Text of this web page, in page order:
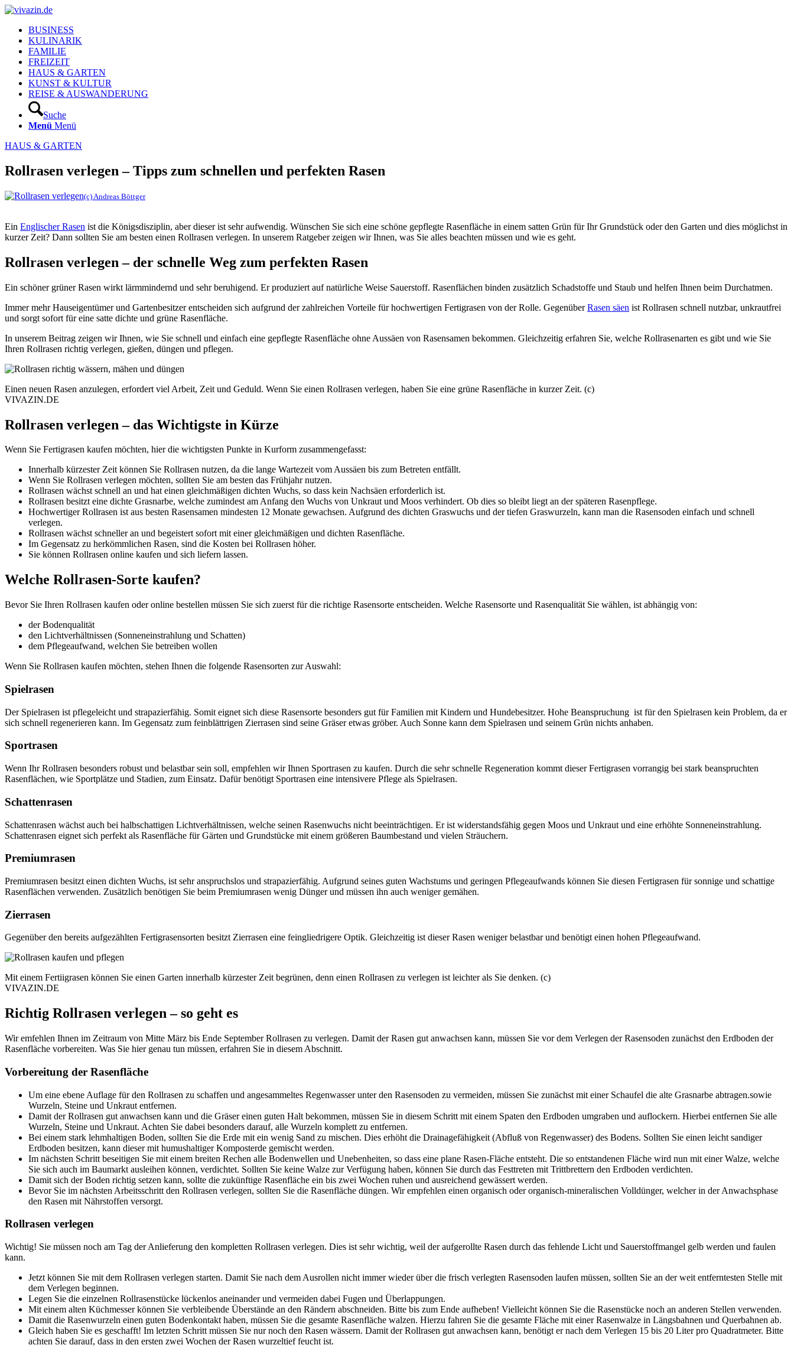
BUSINESS
KULINARIK
FAMILIE
FREIZEIT
HAUS & GARTEN
KUNST & KULTUR
REISE & AUSWANDERUNG
Suche
Menü Menü
HAUS & GARTEN
Rollrasen verlegen – Tipps zum schnellen und perfekten Rasen
(c) Andreas Böttger
Ein Englischer Rasen ist die Königsdisziplin, aber dieser ist sehr aufwendig. Wünschen Sie sich eine schöne gepflegte Rasenfläche in einem satten Grün für Ihr Grundstück oder den Garten und dies möglichst in
kurzer Zeit? Dann sollten Sie am besten einen Rollrasen verlegen. In unserem Ratgeber zeigen wir Ihnen, was Sie alles beachten müssen und wie es geht.
Rollrasen verlegen – der schnelle Weg zum perfekten Rasen
Ein schöner grüner Rasen wirkt lärmmindernd und sehr beruhigend. Er produziert auf natürliche Weise Sauerstoff. Rasenflächen binden zusätzlich Schadstoffe und Staub und helfen Ihnen beim Durchatmen.
Immer mehr Hauseigentümer und Gartenbesitzer entscheiden sich aufgrund der zahlreichen Vorteile für hochwertigen Fertigrasen von der Rolle. GegenüberRasen säen ist Rollrasen schnell nutzbar, unkrautfrei
und sorgt sofort für eine satte dichte und grüne Rasenfläche.
In unserem Beitrag zeigen wir Ihnen, wie Sie schnell und einfach eine gepflegte Rasenfläche ohne Aussäen von Rasensamen bekommen. Gleichzeitig erfahren Sie, welche Rollrasenarten es gibt und wie Sie
Ihren Rollrasen richtig verlegen, gießen, düngen und pflegen.
Einen neuen Rasen anzulegen, erfordert viel Arbeit, Zeit und Geduld. Wenn Sie einen Rollrasen verlegen, haben Sie eine grüne Rasenfläche in kurzer Zeit. (c)
VIVAZIN.DE
Rollrasen verlegen – das Wichtigste in Kürze
Wenn Sie Fertigrasen kaufen möchten, hier die wichtigsten Punkte in Kurform zusammengefasst:
Innerhalb kürzester Zeit können Sie Rollrasen nutzen, da die lange Wartezeit vom Aussäen bis zum Betreten entfällt.
Wenn Sie Rollrasen verlegen möchten, sollten Sie am besten das Frühjahr nutzen.
Rollrasen wächst schnell an und hat einen gleichmäßigen dichten Wuchs, so dass kein Nachsäen erforderlich ist.
Rollrasen besitzt eine dichte Grasnarbe, welche zumindest am Anfang den Wuchs von Unkraut und Moos verhindert. Ob dies so bleibt liegt an der späteren Rasenpflege.
Hochwertiger Rollrasen ist aus besten Rasensamen mindesten 12 Monate gewachsen. Aufgrund des dichten Graswuchs und der tiefen Graswurzeln, kann man die Rasensoden einfach und schnell
verlegen.
Rollrasen wächst schneller an und begeistert sofort mit einer gleichmäßigen und dichten Rasenfläche.
Im Gegensatz zu herkömmlichen Rasen, sind die Kosten bei Rollrasen höher.
Sie können Rollrasen online kaufen und sich liefern lassen.
Welche Rollrasen-Sorte kaufen?
Bevor Sie Ihren Rollrasen kaufen oder online bestellen müssen Sie sich zuerst für die richtige Rasensorte entscheiden. Welche Rasensorte und Rasenqualität Sie wählen, ist abhängig von:
der Bodenqualität
den Lichtverhältnissen (Sonneneinstrahlung und Schatten)
dem Pflegeaufwand, welchen Sie betreiben wollen
Wenn Sie Rollrasen kaufen möchten, stehen Ihnen die folgende Rasensorten zur Auswahl:
Spielrasen
Der Spielrasen ist pflegeleicht und strapazierfähig. Somit eignet sich diese Rasensorte besonders gut für Familien mit Kindern und Hundebesitzer. Hohe Beanspruchung ist für den Spielrasen kein Problem, da er
sich schnell regenerieren kann. Im Gegensatz zum feinblättrigen Zierrasen sind seine Gräser etwas gröber. Auch Sonne kann dem Spielrasen und seinem Grün nichts anhaben.
Sportrasen
Wenn Ihr Rollrasen besonders robust und belastbar sein soll, empfehlen wir Ihnen Sportrasen zu kaufen. Durch die sehr schnelle Regeneration kommt dieser Fertigrasen vorrangig bei stark beanspruchten
Rasenflächen, wie Sportplätze und Stadien, zum Einsatz. Dafür benötigt Sportrasen eine intensivere Pflege als Spielrasen.
Schattenrasen
Schattenrasen wächst auch bei halbschattigen Lichtverhältnissen, welche seinen Rasenwuchs nicht beeinträchtigen. Er ist widerstandsfähig gegen Moos und Unkraut und eine erhöhte Sonneneinstrahlung.
Schattenrasen eignet sich perfekt als Rasenfläche für Gärten und Grundstücke mit einem größeren Baumbestand und vielen Sträuchern.
Premiumrasen
Premiumrasen besitzt einen dichten Wuchs, ist sehr anspruchslos und strapazierfähig. Aufgrund seines guten Wachstums und geringen Pflegeaufwands können Sie diesen Fertigrasen für sonnige und schattige
Rasenflächen verwenden. Zusätzlich benötigen Sie beim Premiumrasen wenig Dünger und müssen ihn auch weniger gemähen.
Zierrasen
Gegenüber den bereits aufgezählten Fertigrasensorten besitzt Zierrasen eine feingliedrigere Optik. Gleichzeitig ist dieser Rasen weniger belastbar und benötigt einen hohen Pflegeaufwand.
Mit einem Fertiigrasen können Sie einen Garten innerhalb kürzester Zeit begrünen, denn einen Rollrasen zu verlegen ist leichter als Sie denken. (c)
VIVAZIN.DE
Richtig Rollrasen verlegen – so geht es
Wir emfehlen Ihnen im Zeitraum von Mitte März bis Ende September Rollrasen zu verlegen. Damit der Rasen gut anwachsen kann, müssen Sie vor dem Verlegen der Rasensoden zunächst den Erdboden der
Rasenfläche vorbereiten. Was Sie hier genau tun müssen, erfahren Sie in diesem Abschnitt.
Vorbereitung der Rasenfläche
Um eine ebene Auflage für den Rollrasen zu schaffen und angesammeltes Regenwasser unter den Rasensoden zu vermeiden, müssen Sie zunächst mit einer Schaufel die alte Grasnarbe abtragen.sowie
Wurzeln, Steine und Unkraut entfernen.
Damit der Rollrasen gut anwachsen kann und die Gräser einen guten Halt bekommen, müssen Sie in diesem Schritt mit einem Spaten den Erdboden umgraben und auflockern. Hierbei entfernen Sie alle
Wurzeln, Steine und Unkraut. Achten Sie dabei besonders darauf, alle Wurzeln komplett zu entfernen.
Bei einem stark lehmhaltigen Boden, sollten Sie die Erde mit ein wenig Sand zu mischen. Dies erhöht die Drainagefähigkeit (Abfluß von Regenwasser) des Bodens. Sollten Sie einen leicht sandiger
Erdboden besitzen, kann dieser mit humushaltiger Komposterde gemischt werden.
Im nächsten Schritt beseitigen Sie mit einem breiten Rechen alle Bodenwellen und Unebenheiten, so dass eine plane Rasen-Fläche entsteht. Die so entstandenen Fläche wird nun mit einer Walze, welche
Sie sich auch im Baumarkt ausleihen können, verdichtet. Sollten Sie keine Walze zur Verfügung haben, können Sie durch das Festtreten mit Trittbrettern den Erdboden verdichten.
Damit sich der Boden richtig setzen kann, sollte die zukünftige Rasenfläche ein bis zwei Wochen ruhen und ausreichend gewässert werden.
Bevor Sie im nächsten Arbeitsschritt den Rollrasen verlegen, sollten Sie die Rasenfläche düngen. Wir empfehlen einen organisch oder organisch-mineralischen Volldünger, welcher in der Anwachsphase
den Rasen mit Nährstoffen versorgt.
Rollrasen verlegen
Wichtig! Sie müssen noch am Tag der Anlieferung den kompletten Rollrasen verlegen. Dies ist sehr wichtig, weil der aufgerollte Rasen durch das fehlende Licht und Sauerstoffmangel gelb werden und faulen
kann.
Jetzt können Sie mit dem Rollrasen verlegen starten. Damit Sie nach dem Ausrollen nicht immer wieder über die frisch verlegten Rasensoden laufen müssen, sollten Sie an der weit entferntesten Stelle mit
dem Verlegen beginnen.
Legen Sie die einzelnen Rollrasenstücke lückenlos aneinander und vermeiden dabei Fugen und Überlappungen.
Mit einem alten Küchmesser können Sie verbleibende Überstände an den Rändern abschneiden. Bitte bis zum Ende aufheben! Vielleicht können Sie die Rasenstücke noch an anderen Stellen verwenden.
Damit die Rasenwurzeln einen guten Bodenkontakt haben, müssen Sie die gesamte Rasenfläche walzen. Hierzu fahren Sie die gesamte Fläche mit einer Rasenwalze in Längsbahnen und Querbahnen ab.
Gleich haben Sie es geschafft! Im letzten Schritt müssen Sie nur noch den Rasen wässern. Damit der Rollrasen gut anwachsen kann, benötigt er nach dem Verlegen 15 bis 20 Liter pro Quadratmeter. Bitte
achten Sie darauf, dass in den ersten zwei Wochen der Rasen wurzeltief feucht ist.